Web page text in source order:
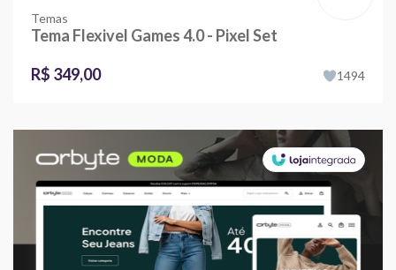
Temas
Tema Flexivel Games 4.0 - Pixel Set
R$ 349,00
1494